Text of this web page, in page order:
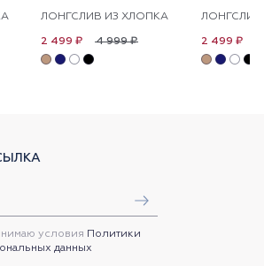
ЛОНГСЛИВ ИЗ ХЛОПКА
4 999 ₽
2 499 ₽
ЛОНГСЛИВ
2 499 ₽
условия Политики
данных